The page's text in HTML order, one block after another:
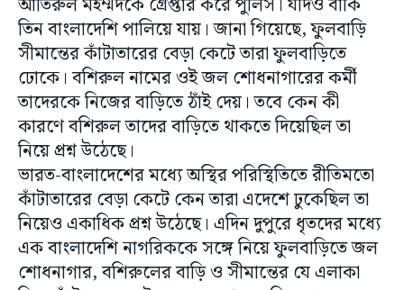
তিন বাংলাদেশি পালিয়ে যায়। জানা গিয়েছে, ফুলবাড়ি
সীমান্তের কাঁটাতারের বেড়া কেটে তারা ফুলবাড়িতে
ঢোকে। বশিরুল নামের ওই জল শোধনাগারের কর্মী
তাদেরকে নিজের বাড়িতে ঠাঁই দেয়। তবে কেন কী
কারণে বশিরুল তাদের বাড়িতে থাকতে দিয়েছিল তা
নিয়ে প্রশ্ন উঠেছে।
ভারত-বাংলাদেশের মধ্যে অস্থির পরিস্থিতিতে রীতিমতো
কাঁটাতারের বেড়া কেটে কেন তারা এদেশে ঢুকেছিল তা
নিয়েও একাধিক প্রশ্ন উঠেছে। এদিন দুপুরে ধৃতদের মধ্যে
এক বাংলাদেশি নাগরিককে সঙ্গে নিয়ে ফুলবাড়িতে জল
শোধনাগার, বশিরুলের বাড়ি ও সীমান্তের যে এলাকা